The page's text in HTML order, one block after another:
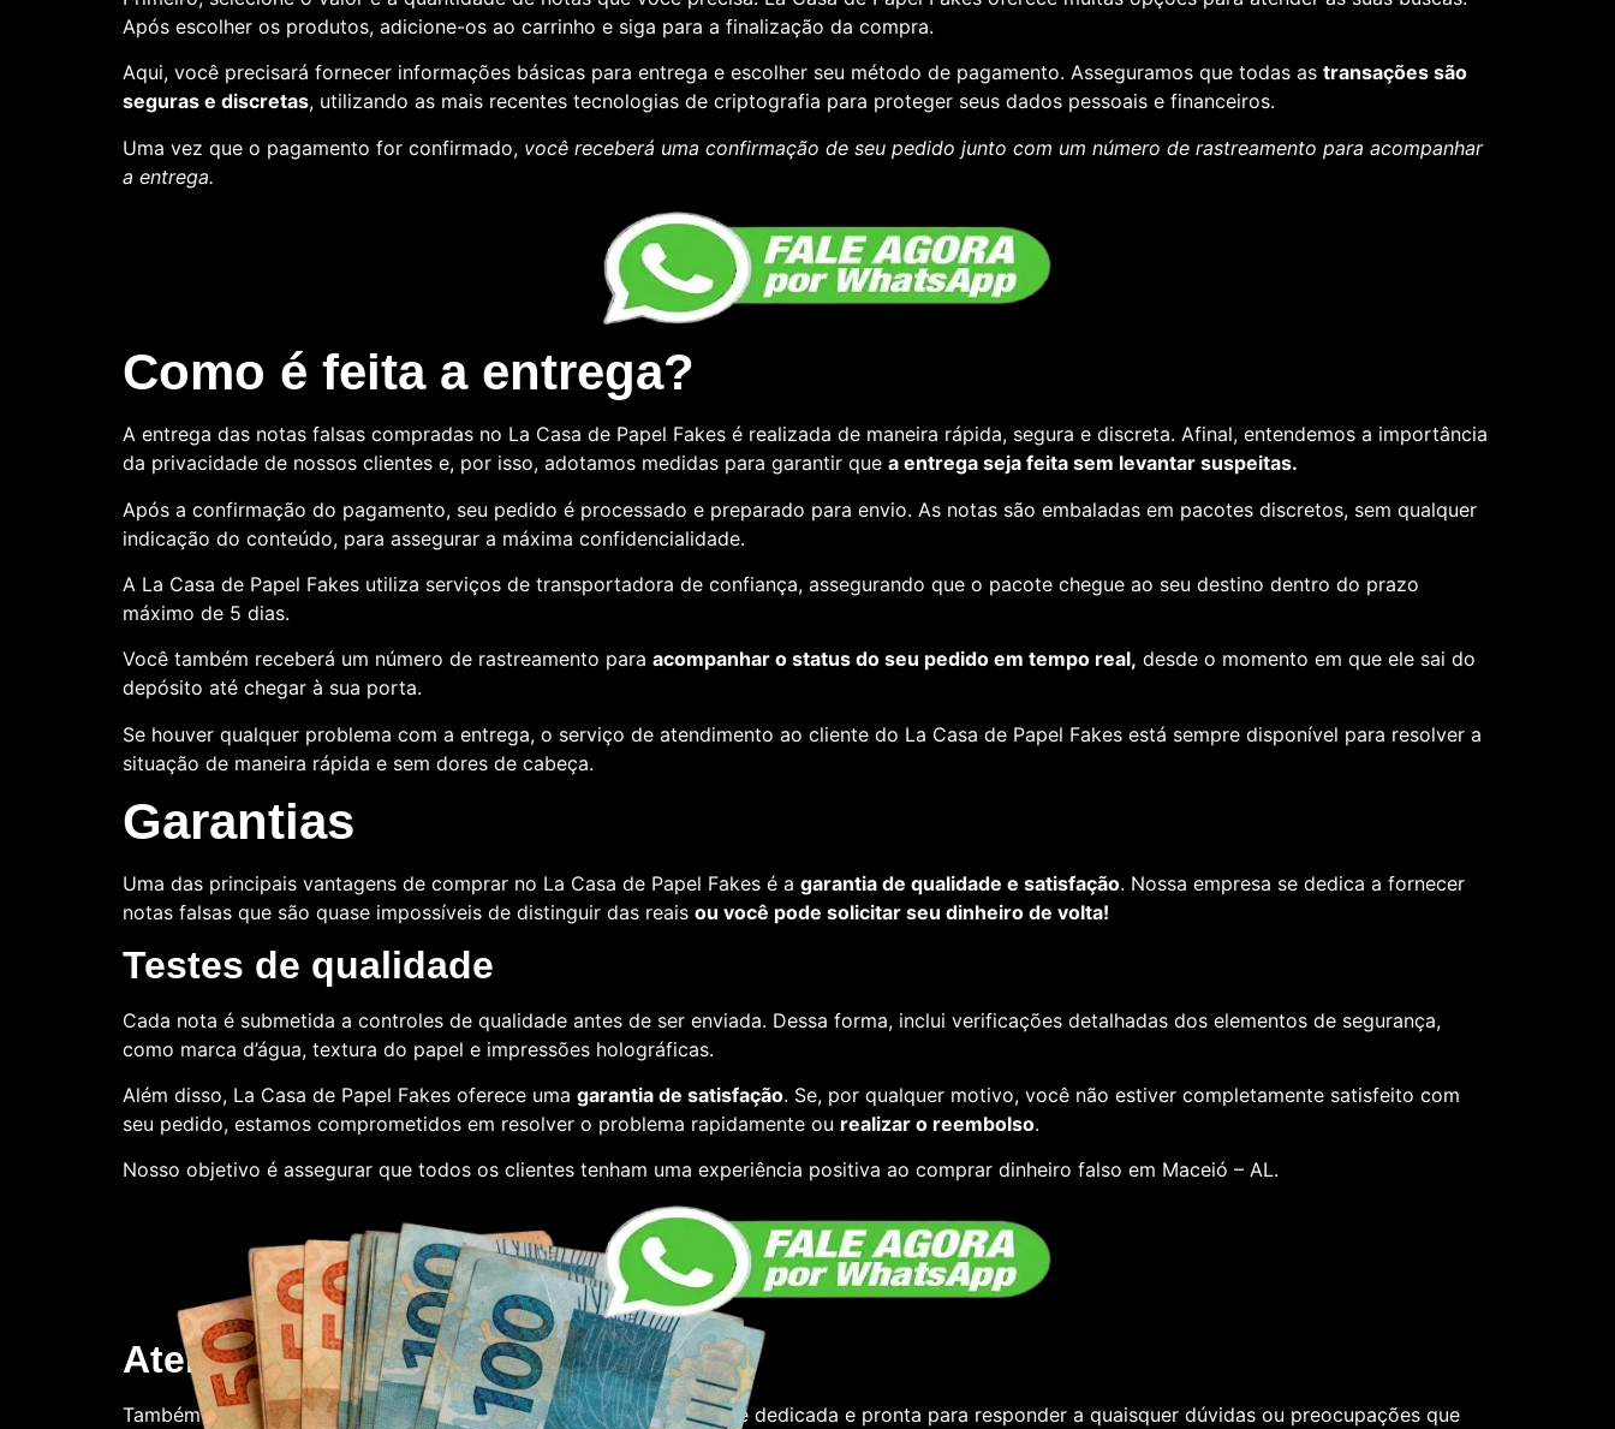
Após escolher os produtos, adicione-os ao carrinho e siga para a finalização da compra.
Aqui, você precisará fornecer informações básicas para entrega e escolher seu método de pagamento. Asseguramos que todas as transações são
seguras e discretas, utilizando as mais recentes tecnologias de criptografia para proteger seus dados pessoais e financeiros.
Uma vez que o pagamento for confirmado, você receberá uma confirmação de seu pedido junto com um número de rastreamento para acompanhar
a entrega.
Como é feita a entrega?
A entrega das notas falsas compradas no La Casa de Papel Fakes é realizada de maneira rápida, segura e discreta. Afinal, entendemos a importância
da privacidade de nossos clientes e, por isso, adotamos medidas para garantir que a entrega seja feita sem levantar suspeitas.
Após a confirmação do pagamento, seu pedido é processado e preparado para envio. As notas são embaladas em pacotes discretos, sem qualquer
indicação do conteúdo, para assegurar a máxima confidencialidade.
A La Casa de Papel Fakes utiliza serviços de transportadora de confiança, assegurando que o pacote chegue ao seu destino dentro do prazo
máximo de 5 dias.
Você também receberá um número de rastreamento para acompanhar o status do seu pedido em tempo real, desde o momento em que ele sai do
depósito até chegar à sua porta.
Se houver qualquer problema com a entrega, o serviço de atendimento ao cliente do La Casa de Papel Fakes está sempre disponível para resolver a
situação de maneira rápida e sem dores de cabeça.
Garantias
Uma das principais vantagens de comprar no La Casa de Papel Fakes é a garantia de qualidade e satisfação. Nossa empresa se dedica a fornecer
notas falsas que são quase impossíveis de distinguir das reais ou você pode solicitar seu dinheiro de volta!
Testes de qualidade
Cada nota é submetida a controles de qualidade antes de ser enviada. Dessa forma, inclui verificações detalhadas dos elementos de segurança,
como marca d’água, textura do papel e impressões holográficas.
Além disso, La Casa de Papel Fakes oferece uma garantia de satisfação. Se, por qualquer motivo, você não estiver completamente satisfeito com
seu pedido, estamos comprometidos em resolver o problema rapidamente ou realizar o reembolso.
Nosso objetivo é assegurar que todos os clientes tenham uma experiência positiva ao comprar dinheiro falso em Maceió – AL.
Atendimento ao cliente
Também oferecemos suporte ao cliente. Contamos com uma equipe dedicada e pronta para responder a quaisquer dúvidas ou preocupações que